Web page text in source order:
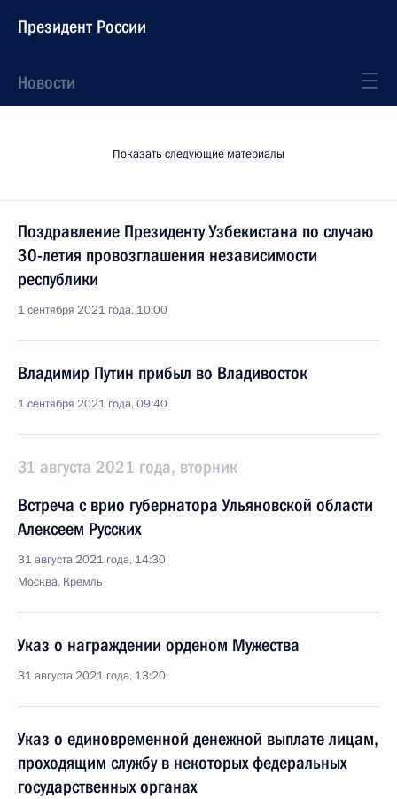
Президент России
Новости
Показать следующие материалы
Поздравление Президенту Узбекистана по случаю
30-летия провозглашения независимости
республики
1 сентября 2021 года, 10:00
Владимир Путин прибыл во Владивосток
1 сентября 2021 года, 09:40
31 августа 2021 года, вторник
Встреча с врио губернатора Ульяновской области
Алексеем Русских
31 августа 2021 года, 14:30
Москва, Кремль
Указ о награждении орденом Мужества
31 августа 2021 года, 13:20
Указ о единовременной денежной выплате лицам,
проходящим службу в некоторых федеральных
государственных органах